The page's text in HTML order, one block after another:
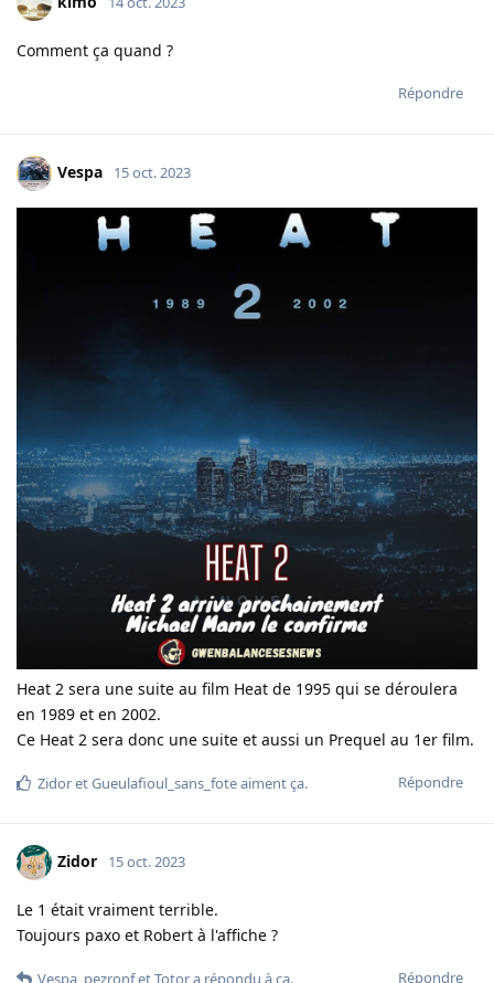
Comment ça quand ?
Répondre
Vespa 15 oct. 2023
Heat 2 sera une suite au film Heat de 1995 qui se déroulera
en 1989 et en 2002.
Ce Heat 2 sera donc une suite et aussi un Prequel au 1er film.
Répondre
ZidoretGueulafioul_sans_foteaiment ça.
Zidor 15 oct. 2023
Le 1 était vraiment terrible.
Toujours paxo et Robert à l'affiche ?
Répondre
Vespa, pezronfetTotora répondu à ça.